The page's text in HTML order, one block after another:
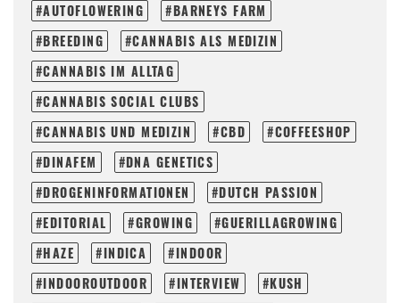
AUTOFLOWERING
BARNEYS FARM
BREEDING
CANNABIS ALS MEDIZIN
CANNABIS IM ALLTAG
CANNABIS SOCIAL CLUBS
CANNABIS UND MEDIZIN
CBD
COFFEESHOP
DINAFEM
DNA GENETICS
DROGENINFORMATIONEN
DUTCH PASSION
EDITORIAL
GROWING
GUERILLAGROWING
HAZE
INDICA
INDOOR
INDOOROUTDOOR
INTERVIEW
KUSH